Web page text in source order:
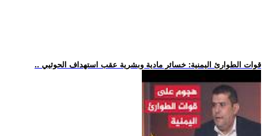
.. قوات الطوارئ اليمنية: خسائر مادية وبشرية عقب استهداف الحوثيي